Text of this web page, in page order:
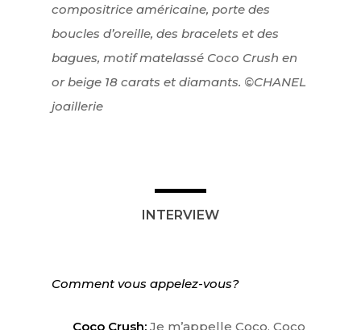
compositrice américaine, porte des
boucles d’oreille, des bracelets et des
bagues, motif matelassé Coco Crush en
or beige 18 carats et diamants. ©CHANEL
joaillerie
INTERVIEW
Comment vous appelez-vous?
Coco Crush:Je m’appelle Coco, Coco